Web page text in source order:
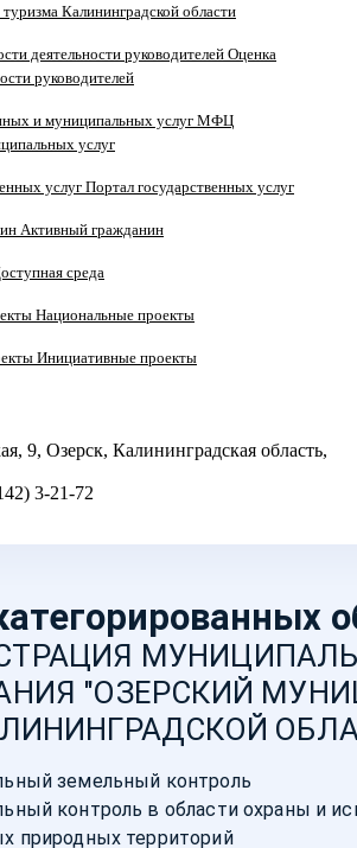
Калининградской области
Оценка
руководителей
МФЦ
услуг
Портал государственных услуг
Активный гражданин
среда
Национальные проекты
Инициативные проекты
9, Озерск, Калининградская область,
3-21-72